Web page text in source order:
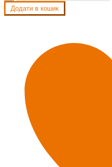
Додати в кошик